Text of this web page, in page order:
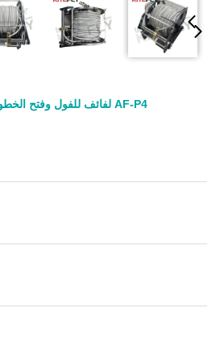
AF-P4 لفائف للفول وفتح الخطوط، مع التوتر القابل للتعديل